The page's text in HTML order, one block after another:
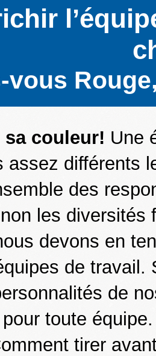
vous
couleur! Une
assez différents
des
les diversités
devons en
de travail.
de
pour toute
tirer